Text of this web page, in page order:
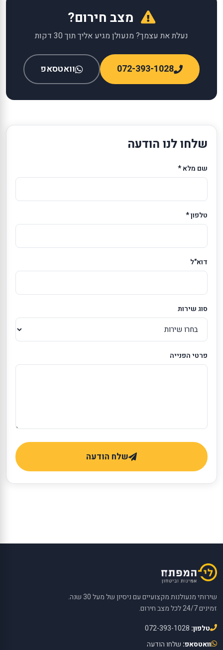
מצב חירום?
נעלת את עצמך? מנעולן מגיע אליך תוך 30 דקות
072-393-1028 וואטסאפ
שלחו לנו הודעה
שם מלא *
טלפון *
דוא"ל
סוג שירות
פרטי הפנייה
שלח הודעה
שירותי מנעולנות מקצועיים עם ניסיון של מעל 30 שנה.
זמינים 24/7 לכל מצב חירום.
טלפון: 072-393-1028
וואטסאפ: שלחו הודעה